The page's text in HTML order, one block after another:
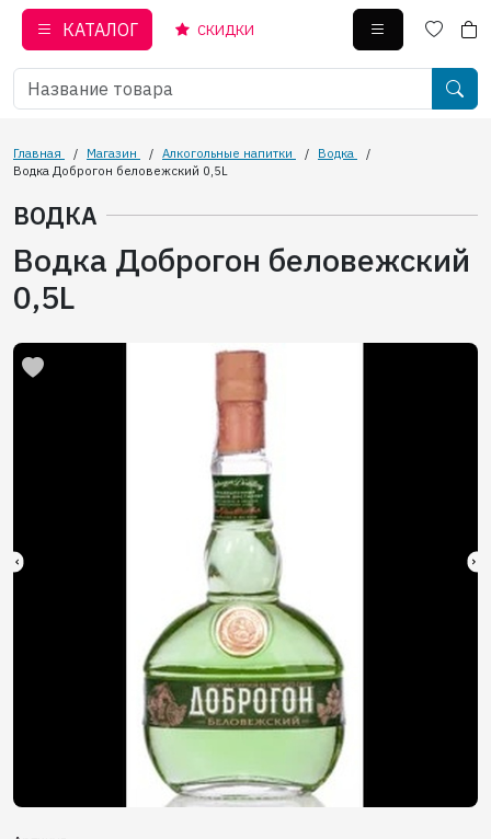
КАТАЛОГ СКИДКИ
Главная / Магазин / Алкогольные напитки / Водка
/
Водка Доброгон беловежский 0,5L
ВОДКА
Водка Доброгон беловежский
0,5L